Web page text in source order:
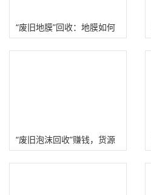
“废旧地膜”回收：地膜如何
变废为宝赚钱？
“废旧泡沫回收”赚钱，货源
多利润高！